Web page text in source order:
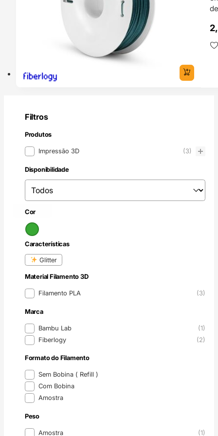
Filtros
Produtos
ProdutosImpressão 3D (3)
Disponibilidade
Disponibilidade
Disponibilidade
Cor
Cor
Verde
Características
Características
Glitter
Material Filamento 3D
Material Filamento 3D
Filamento PLA (3)
Marca
MarcaBambu Lab
(1)
Fiberlogy
(2)
Formato do Filamento
Formato do Filamento
Sem Bobina ( Refill )
Com Bobina
Amostra
Peso
Peso Amostra (1)